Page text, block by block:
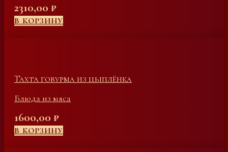
2310,00 ₽
В КОРЗИНУ
Тахта говурма из цыплёнка
Блюда из мяса
1600,00 ₽
В КОРЗИНУ